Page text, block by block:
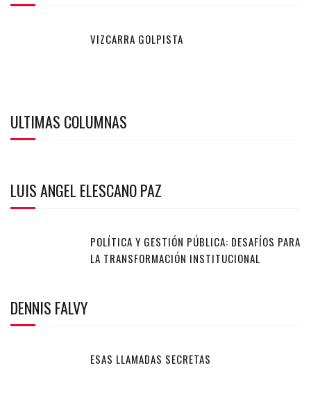
VIZCARRA GOLPISTA
ULTIMAS COLUMNAS
LUIS ANGEL ELESCANO PAZ
POLÍTICA Y GESTIÓN PÚBLICA: DESAFÍOS PARA
LA TRANSFORMACIÓN INSTITUCIONAL
DENNIS FALVY
ESAS LLAMADAS SECRETAS